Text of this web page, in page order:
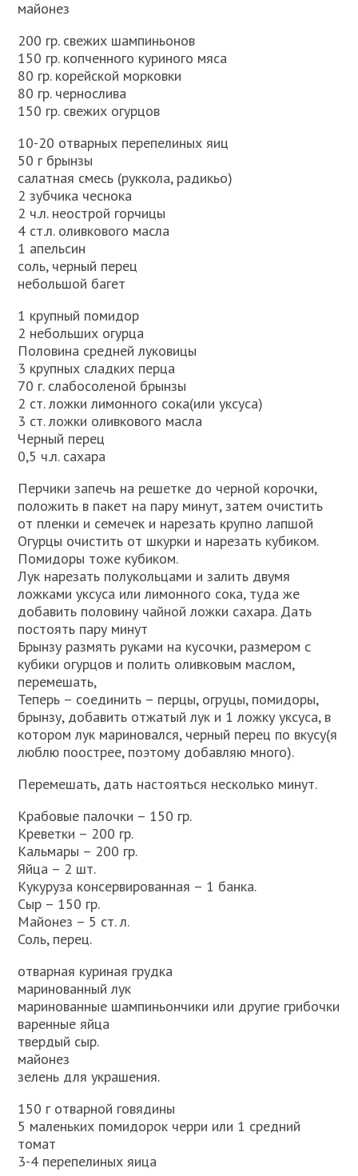
майонез
200 гр. свежих шампиньонов
150 гр. копченного куриного мяса
80 гр. корейской морковки
80 гр. чернослива
150 гр. свежих огурцов
10-20 отварных перепелиных яиц
50 г брынзы
салатная смесь (руккола, радикьо)
2 зубчика чеснока
2 ч.л. неострой горчицы
4 ст.л. оливкового масла
1 апельсин
соль, черный перец
небольшой багет
1 крупный помидор
2 небольших огурца
Половина средней луковицы
3 крупных сладких перца
70 г. слабосоленой брынзы
2 ст. ложки лимонного сока(или уксуса)
3 ст. ложки оливкового масла
Черный перец
0,5 ч.л. сахара
Перчики запечь на решетке до черной корочки,
положить в пакет на пару минут, затем очистить
от пленки и семечек и нарезать крупно лапшой
Огурцы очистить от шкурки и нарезать кубиком.
Помидоры тоже кубиком.
Лук нарезать полукольцами и залить двумя
ложками уксуса или лимонного сока, туда же
добавить половину чайной ложки сахара. Дать
постоять пару минут
Брынзу размять руками на кусочки, размером с
кубики огурцов и полить оливковым маслом,
перемешать,
Теперь – соединить – перцы, огруцы, помидоры,
брынзу, добавить отжатый лук и 1 ложку уксуса, в
котором лук мариновался, черный перец по вкусу(я
люблю поострее, поэтому добавляю много).
Перемешать, дать настояться несколько минут.
Крабовые палочки – 150 гр.
Креветки – 200 гр.
Кальмары – 200 гр.
Яйца – 2 шт.
Кукуруза консервированная – 1 банка.
Сыр – 150 гр.
Майонез – 5 ст. л.
Соль, перец.
отварная куриная грудка
маринованный лук
маринованные шампиньончики или другие грибочки
варенные яйца
твердый сыр.
майонез
зелень для украшения.
150 г отварной говядины
5 маленьких помидорок черри или 1 средний
томат
3-4 перепелиных яица